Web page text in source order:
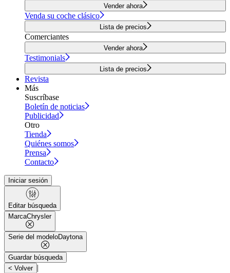
Vender ahora
Venda su coche clásico
Lista de precios
Comerciantes
Vender ahora
Testimonials
Lista de precios
Revista
Más
Suscríbase
Boletín de noticias
Publicidad
Otro
Tienda
Quiénes somos
Prensa
Contacto
Iniciar sesión
Editar búsqueda
MarcaChrysler
Serie del modeloDaytona
Guardar búsqueda
< Volver |